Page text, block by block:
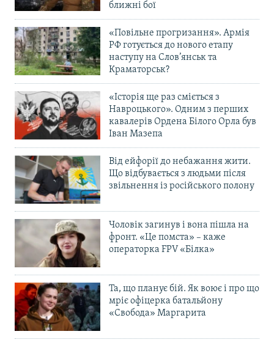
ближні бої
«Повільне прогризання». Армія
РФ готується до нового етапу
наступу на Слов’янськ та
Краматорськ?
«Історія ще раз сміється з
Навроцького». Одним з перших
кавалерів Ордена Білого Орла був
Іван Мазепа
Від ейфорії до небажання жити.
Що відбувається з людьми після
звільнення із російського полону
Чоловік загинув і вона пішла на
фронт. «Це помста» – каже
операторка FPV «Білка»
Та, що планує бій. Як воює і про що
мріє офіцерка батальйону
«Свобода» Маргарита